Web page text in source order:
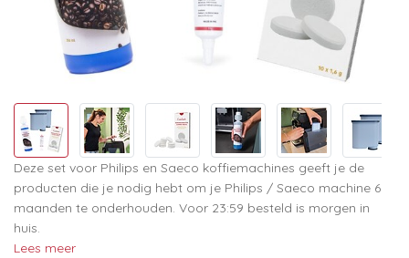
Deze set voor Philips en Saeco koffiemachines geeft je de
producten die je nodig hebt om je Philips / Saeco machine 6
maanden te onderhouden. Voor 23:59 besteld is morgen in
huis.
Lees meer